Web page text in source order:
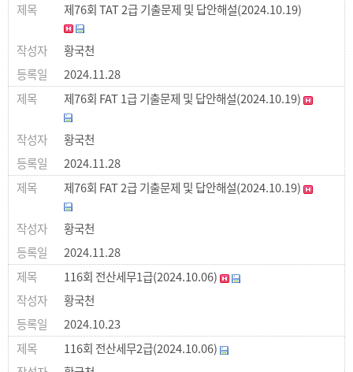
제76회 TAT 2급 기출문제 및 답안해설(2024.10.19)
황국천
2024.11.28
제76회 FAT 1급 기출문제 및 답안해설(2024.10.19)
황국천
2024.11.28
제76회 FAT 2급 기출문제 및 답안해설(2024.10.19)
황국천
2024.11.28
116회 전산세무1급(2024.10.06)
황국천
2024.10.23
116회 전산세무2급(2024.10.06)